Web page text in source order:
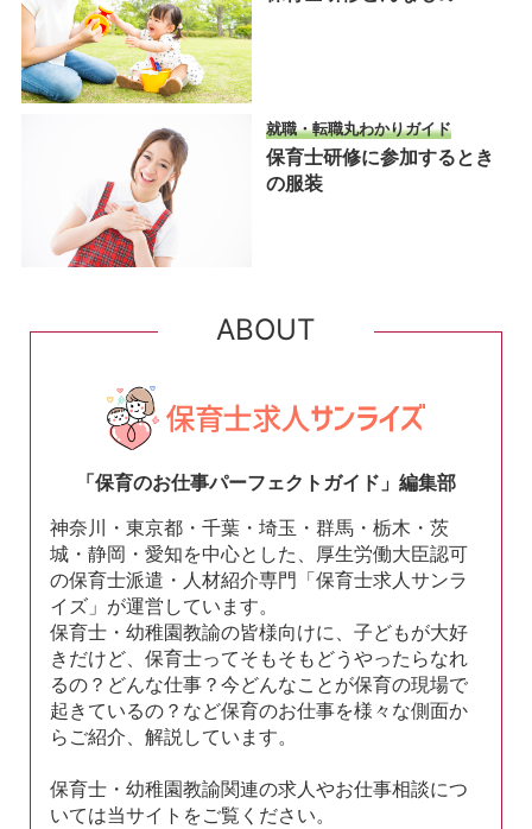
就職・転職丸わかりガイド
保育士研修に参加するとき
の服装
ABOUT
「保育のお仕事パーフェクトガイド」編集部
神奈川・東京都・千葉・埼玉・群馬・栃木・茨
城・静岡・愛知を中心とした、厚生労働大臣認可
の保育士派遣・人材紹介専門「保育士求人サンラ
イズ」が運営しています。
保育士・幼稚園教諭の皆様向けに、子どもが大好
きだけど、保育士ってそもそもどうやったらなれ
るの？どんな仕事？今どんなことが保育の現場で
起きているの？など保育のお仕事を様々な側面か
らご紹介、解説しています。
保育士・幼稚園教諭関連の求人やお仕事相談につ
いては当サイトをご覧ください。